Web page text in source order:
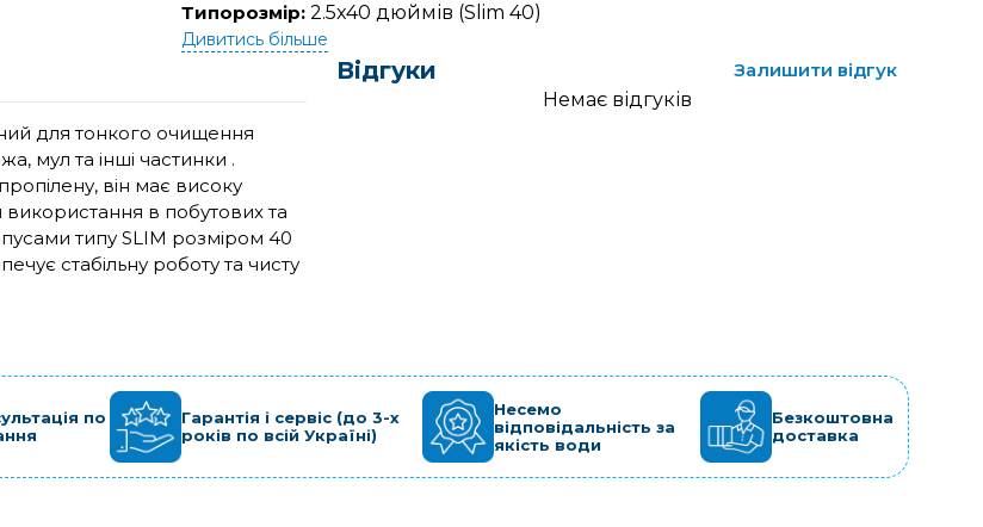
Типорозмір: 2.5x40 дюймів (Slim 40)
Дивитись більше
для тонкого очищення
мул та інші частинки .
він має високу
використання в побутових та
типу SLIM розміром 40
стабільну роботу та чисту
Відгуки
Залишити відгук
Немає відгуків
по
Гарантія і сервіс (до 3-х
років по всій Україні)
Несемо
відповідальність за
якість води
Безкоштовна
доставка